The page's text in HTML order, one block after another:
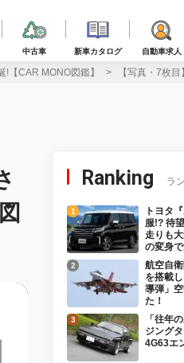
中古車 新車カタログ 自動車求人
【CAR MONO図鑑】 【写真・7枚
Ranking ラ
トヨタ
服!? 待
走りも
の変身
航空自
を搭載
導弾」
た！
「往年
ジング
4G63エ